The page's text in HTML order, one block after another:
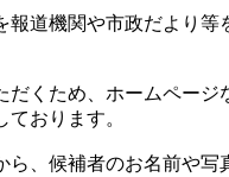
道機関や市政だより等
くため、ホームページ
おります。
、候補者のお名前や写